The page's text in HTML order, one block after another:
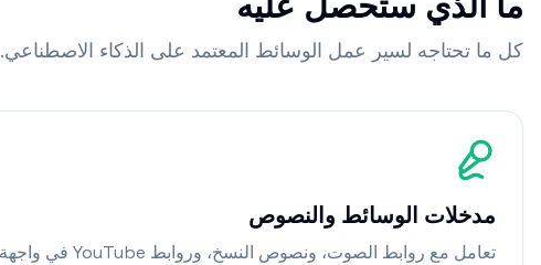
كل ما تحتاجه لسير عمل الوسائط المعتمد على الذكاء الاصطناعي.
مدخلات الوسائط والنصوص
تعامل مع روابط الصوت، ونصوص النسخ، وروابط YouTube في واجهة موحدة.